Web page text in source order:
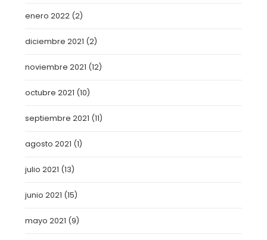
enero 2022 (2)
diciembre 2021 (2)
noviembre 2021 (12)
octubre 2021 (10)
septiembre 2021 (11)
agosto 2021 (1)
julio 2021 (13)
junio 2021 (15)
mayo 2021 (9)